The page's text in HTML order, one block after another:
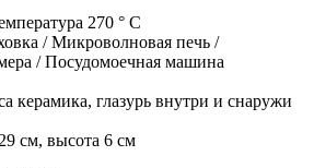
270 ° C
/ Микроволновая печь /
/ Посудомоечная машина
керамика, глазурь внутри и снаружи
см, высота 6 см